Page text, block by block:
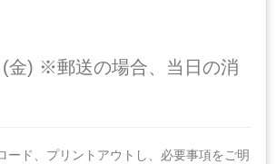
) ※郵送の場合、当日の消
ード、プリントアウトし、必要事項をご明